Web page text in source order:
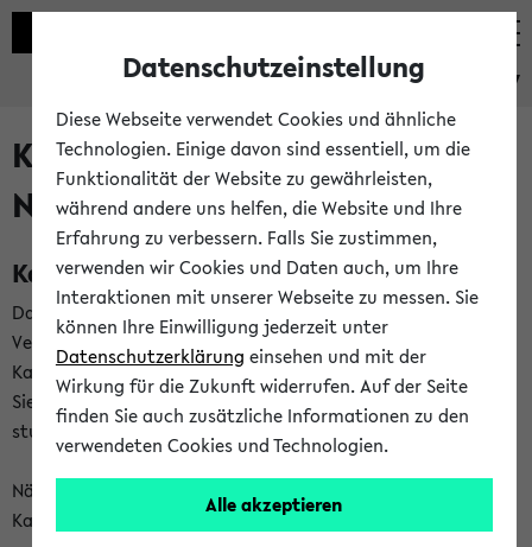
eKVV
Kalenderintegration und
Newsfeeds
Kalenderintegration
Das eKVV bietet Ihnen die Möglichkeit,
Veranstaltungstermine in eine Vielzahl von
Kalenderanwendungen einzubinden. Auf diese Weise können
Sie einen gemeinsamen Überblick über Ihre privaten und
studienbezogenen Termine erhalten.
Näheres zu Vorteilen und Funktionsweise der
Kalenderintegration können Sie auf unserer
Datenschutzeinstellung
Diese Webseite verwendet Cookies und ähnliche
Technologien. Einige davon sind essentiell, um die
Funktionalität der Website zu gewährleisten,
während andere uns helfen, die Website und Ihre
Erfahrung zu verbessern. Falls Sie zustimmen,
verwenden wir Cookies und Daten auch, um Ihre
Interaktionen mit unserer Webseite zu messen. Sie
können Ihre Einwilligung jederzeit unter
Datenschutzerklärung einsehen und mit der
Wirkung für die Zukunft widerrufen. Auf der Seite
finden Sie auch zusätzliche Informationen zu den
verwendeten Cookies und Technologien.
Alle akzeptieren